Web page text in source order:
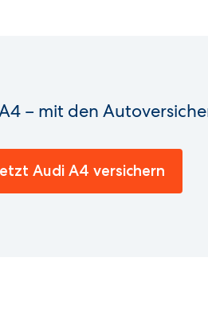
– mit den
Audi A4 versichern